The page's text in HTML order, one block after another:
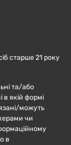
старше 21 року
та/або
в якій формі
можуть
чи
в